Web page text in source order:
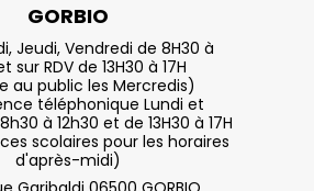
GORBIO
Jeudi, Vendredi de 8H30 à
sur RDV de 13H30 à 17H
au public les Mercredis)
téléphonique Lundi et
à 12h30 et de 13H30 à 17H
scolaires pour les horaires
d'après-midi)